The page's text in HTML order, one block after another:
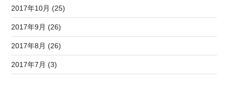
2017年10月 (25)
2017年9月 (26)
2017年8月 (26)
2017年7月 (3)